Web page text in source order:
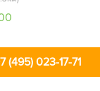
(495) 023-17-71